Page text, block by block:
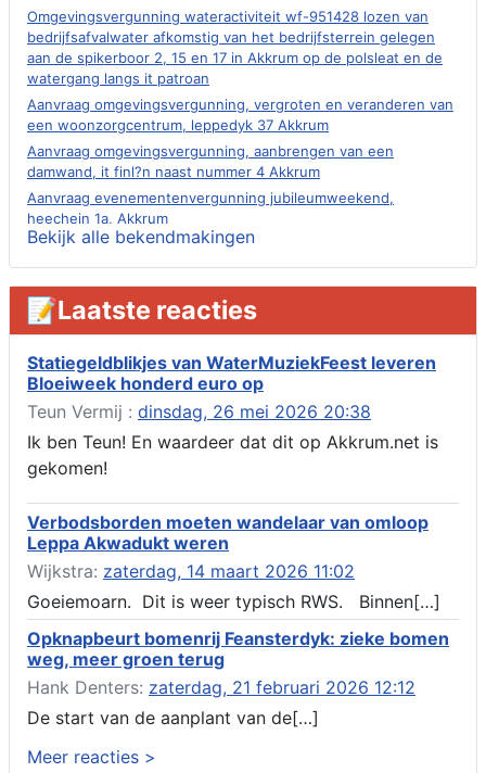
Omgevingsvergunning wateractiviteit wf-951428 lozen van
bedrijfsafvalwater afkomstig van het bedrijfsterrein gelegen
aan de spikerboor 2, 15 en 17 in Akkrum op de polsleat en de
watergang langs it patroan
Aanvraag omgevingsvergunning, vergroten en veranderen van
een woonzorgcentrum, leppedyk 37 Akkrum
Aanvraag omgevingsvergunning, aanbrengen van een
damwand, it finl?n naast nummer 4 Akkrum
Aanvraag evenementenvergunning jubileumweekend,
heechein 1a, Akkrum
Verlening omgevingsvergunning, tijdelijk gebruik openbare
ruimte 02-10 t/m 02-11-2026, sitadel voor nr 6 te Akkrum
Aanvraag omgevingsvergunning, tijdelijk gebruik openbare
ruimte 02-10 t/m 02-11-2026, sitadel voor nr 6 te Akkrum
Verlenging beslistermijn aanvraag omgevingsvergunning,
heechein 28, 8491 em Akkrum
Aanvraag omgevingsvergunning, veranderen van een woning
(voordeur en dakkapel), boarnsterdyk 75 Akkrum
aanbrengen van asfalt t.b.v. onderhoud fietspad t.h.v
boarnsterdyk, Akkrum
Verlening ontheffing geluid, boarnsw?l Akkrum
Kennisgeving vergunningaanvraag voor het -bouwwerken,
werken en objecten in of bij een oppervlaktewaterlichaam, niet
zijnde de noordzee, of waterkering in beheer bij het rijk te
Akkrum
Verlening omgevingsvergunning, veranderen van twee
bruggen (renovatie), ljouwerterdyk nabij nummer 6 Akkrum
Verlening ontheffing geluid, heechein Akkrum
Melding milieubelastende activiteit aanleggen gesloten
bodemenergiesysteem, it weidl?n 14, 8491 da Akkrum
Omgevingsvergunning wateractiviteit wf-999662 aanleggen
Bekijk alle bekendmakingen
📝Laatste reacties
Statiegeldblikjes van WaterMuziekFeest leveren
Bloeiweek honderd euro op
Teun Vermij : dinsdag, 26 mei 2026 20:38
Ik ben Teun! En waardeer dat dit op Akkrum.net is
gekomen!
Verbodsborden moeten wandelaar van omloop
Leppa Akwadukt weren
Wijkstra: zaterdag, 14 maart 2026 11:02
Goeiemoarn. Dit is weer typisch RWS. Binnen[…]
Opknapbeurt bomenrij Feansterdyk: zieke bomen
weg, meer groen terug
Hank Denters: zaterdag, 21 februari 2026 12:12
De start van de aanplant van de[…]
Meer reacties >